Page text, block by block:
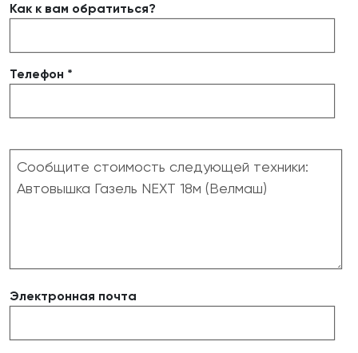
Как к вам обратиться?
Телефон *
Электронная почта